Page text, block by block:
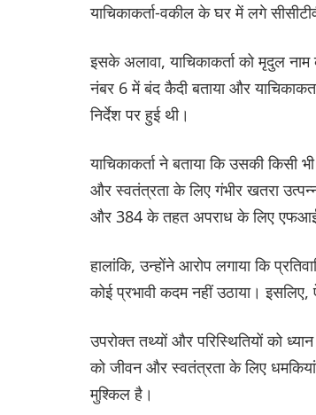
याचिकाकर्ता-वकील के घर में लगे
इसके अलावा, याचिकाकर्ता को मृदुल
नंबर 6 में बंद कैदी बताया और
निर्देश पर हुई थी।
याचिकाकर्ता ने बताया कि उसकी किसी
और स्वतंत्रता के लिए गंभीर खतरा
और 384 के तहत अपराध के लिए
हालांकि, उन्होंने आरोप लगाया कि
कोई प्रभावी कदम नहीं उठाया। इसलिए,
उपरोक्त तथ्यों और परिस्थितियों को
को जीवन और स्वतंत्रता के लिए धमकियां
मुश्किल है।